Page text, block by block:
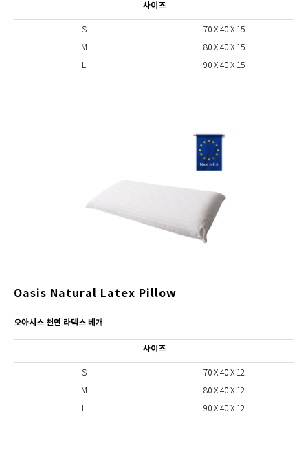
사이즈
S
M
L
70 X 40 X 15
80 X 40 X 15
90 X 40 X 15
Oasis Natural Latex Pillow
오아시스 천연 라텍스 베개
사이즈
S
M
L
70 X 40 X 12
80 X 40 X 12
90 X 40 X 12